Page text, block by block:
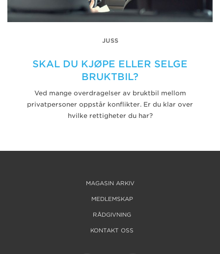
JUSS
SKAL DU KJØPE ELLER SELGE
BRUKTBIL?
Ved mange overdragelser av bruktbil mellom
privatpersoner oppstår konflikter. Er du klar over
hvilke rettigheter du har?
MAGASIN ARKIV
MEDLEMSKAP
RÅDGIVNING
KONTAKT OSS